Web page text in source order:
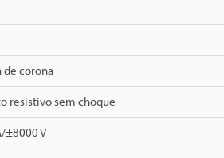
de corona
resistivo sem choque
±8000 V